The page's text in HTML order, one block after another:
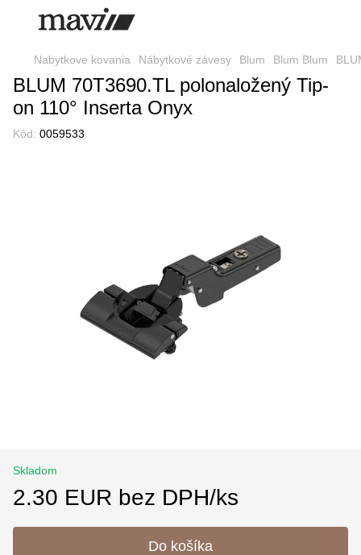
Nabytkove kovania Nábytkové závesy Blum Blum Blum
BLUM 70T3690.TL polonaložený Tip-
on 110° Inserta Onyx
Kôd: 0059533
Skladom
2.30 EUR bez DPH/ks
Do košíka